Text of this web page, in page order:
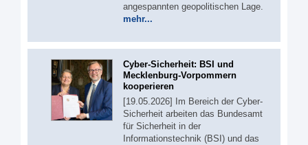
angespannten geopolitischen Lage.
mehr...
Cyber-Sicherheit: BSI und
Mecklenburg-Vorpommern
kooperieren
[19.05.2026] Im Bereich der Cyber-
Sicherheit arbeiten das Bundesamt
für Sicherheit in der
Informationstechnik (BSI) und das